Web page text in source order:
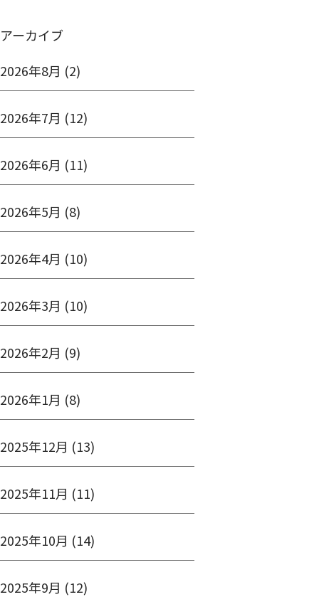
アーカイブ
2026年8月 (2)
2026年7月 (12)
2026年6月 (11)
2026年5月 (8)
2026年4月 (10)
2026年3月 (10)
2026年2月 (9)
2026年1月 (8)
2025年12月 (13)
2025年11月 (11)
2025年10月 (14)
2025年9月 (12)